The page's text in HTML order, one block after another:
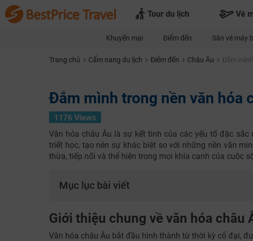
Tour du lịch Vé
Khuyến mại Điểm đến Săn vé máy
Trang chủ Cẩm nang du lịch Điểm đến Châu Âu Đắm
Đắm mình trong nền văn hóa
1176 Views
Văn hóa châu Âu là sự kết tinh của các yếu tố đặc
triết học, tạo nên sự khác biệt so với những nền văn
thừa, tiếp nối và thể hiện trong mọi khía cạnh của cuộc
Mục lục bài viết
Giới thiệu chung về văn hóa châu
Văn hóa châu Âu bắt đầu hình thành từ thời kỳ cổ đại,